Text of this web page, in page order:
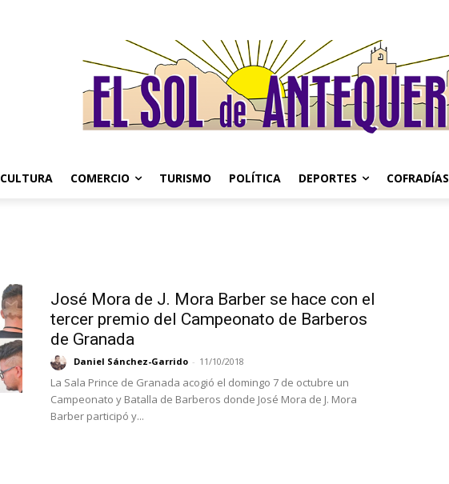
CULTURA COMERCIO TURISMO POLÍTICA DEPORTES COFRADÍAS
José Mora de J. Mora Barber se hace con el
tercer premio del Campeonato de Barberos
de Granada
Daniel Sánchez-Garrido - 11/10/2018
La Sala Prince de Granada acogió el domingo 7 de octubre un
Campeonato y Batalla de Barberos donde José Mora de J. Mora
Barber participó y...